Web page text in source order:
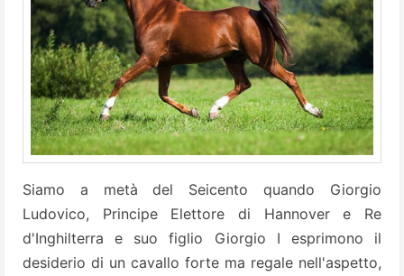
Siamo a metà del Seicento quando Giorgio
Ludovico, Principe Elettore di Hannover e Re
d'Inghilterra e suo figlio Giorgio I esprimono il
desiderio di un cavallo forte ma regale nell'aspetto,